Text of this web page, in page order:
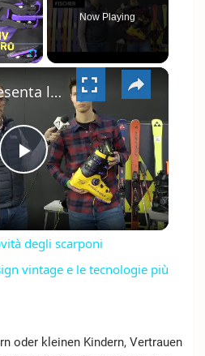
Now Playing
×
PLAY
VIDEO
Fischer presenta le novità degli scarponi 2024/2025 tra un design vintage e le tecnologie più avanzate
degli scarponi
vintage e le tecnologie più
oder kleinen Kindern, Vertrauen